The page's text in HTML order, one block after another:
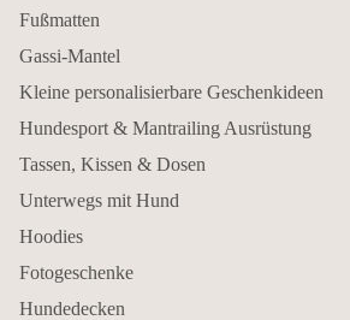
Fußmatten
Gassi-Mantel
Kleine personalisierbare Geschenkideen
Hundesport & Mantrailing Ausrüstung
Tassen, Kissen & Dosen
Unterwegs mit Hund
Hoodies
Fotogeschenke
Hundedecken